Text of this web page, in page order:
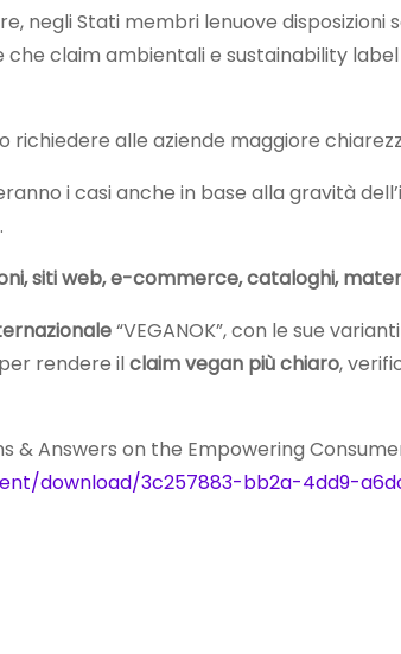
negli Stati membri lenuove disposizioni
claim ambientali e sustainability label
alle aziende maggiore
i casi anche in base alla gravità
siti web, e-commerce, cataloghi,
“VEGANOK”, con le sue varianti
rendere ilclaimvegan più chiaro,
& Answers on the Empowering
download/3c257883-bb2a-4dd9-